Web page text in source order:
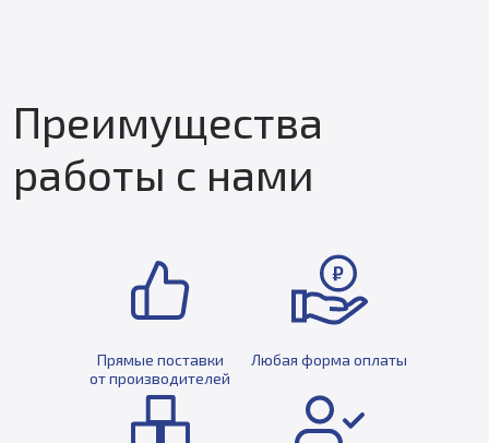
Преимущества
работы с нами
Прямые поставки
от производителей
Любая форма оплаты